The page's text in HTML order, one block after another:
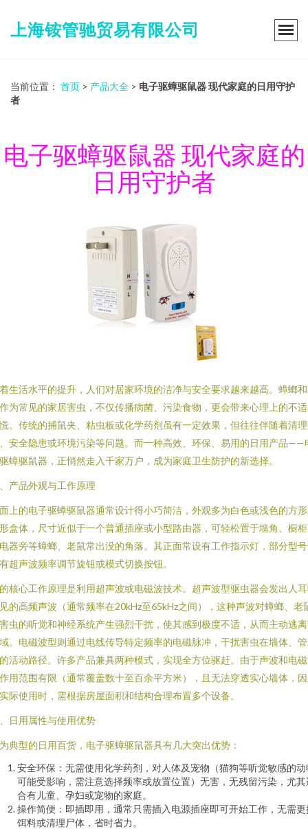
上海铵管驰贸易有限公司
当前位置： 首页 > 产品大全 > 电子驱蟑驱鼠器 现代家庭的日用守护
者
电子驱蟑驱鼠器 现代家庭的
日用守护者
生活水平的提升，人们对居家环境的洁净与安全要求越来越高。蟑螂
为常见的家居害虫，不仅传播病菌、污染食物，更会带来心理上的不
。传统的捕鼠夹、粘虫板或化学药剂虽有一定效果，但往往伴随着清
安全隐患或环境污染等问题。而一种高效、环保、易用的日用产品——
蟑驱鼠器，正悄然走入千家万户，成为家庭卫生防护的新选择。
产品外观与工作原理
上的电子驱蟑驱鼠器通常设计得小巧简洁，外观多为白色或浅色的方
盒体，尺寸近似于一个普通插座或小型路由器，可轻松置于墙角、橱
器旁等蟑螂、老鼠常出没的角落。其正面常设有工作指示灯，部分型
超声波频率调节旋钮或模式切换按钮。
核心工作原理是利用超声波或电磁波技术。超声波型驱虫器会发出人
的高频声波（通常频率在20kHz至65kHz之间），这种声波对蟑螂、老
虫的听觉和神经系统产生强烈干扰，使其感到极度不适，从而主动逃
。电磁波型则通过电线传导特定频率的电磁脉冲，干扰害虫在墙体、
活动路径。许多产品兼具两种模式，实现全方位驱赶。由于声波和电
用范围有限（通常覆盖数十至百余平方米），且无法穿透实心墙体，
际使用时，需根据房屋面积和结构合理布置多个设备。
日用属性与使用优势
典型的日用百货，电子驱蟑驱鼠器具有几大突出优势：
安全环保：无需使用化学药剂，对人体及宠物（猫狗等听觉敏感的动
可能受影响，需注意选择频率或放置位置）无害，无残留污染，尤其
合有儿童、孕妇或宠物的家庭。
操作简便：即插即用，通常只需插入电源插座即可开始工作，无需更
饵料或清理尸体，省时省力。